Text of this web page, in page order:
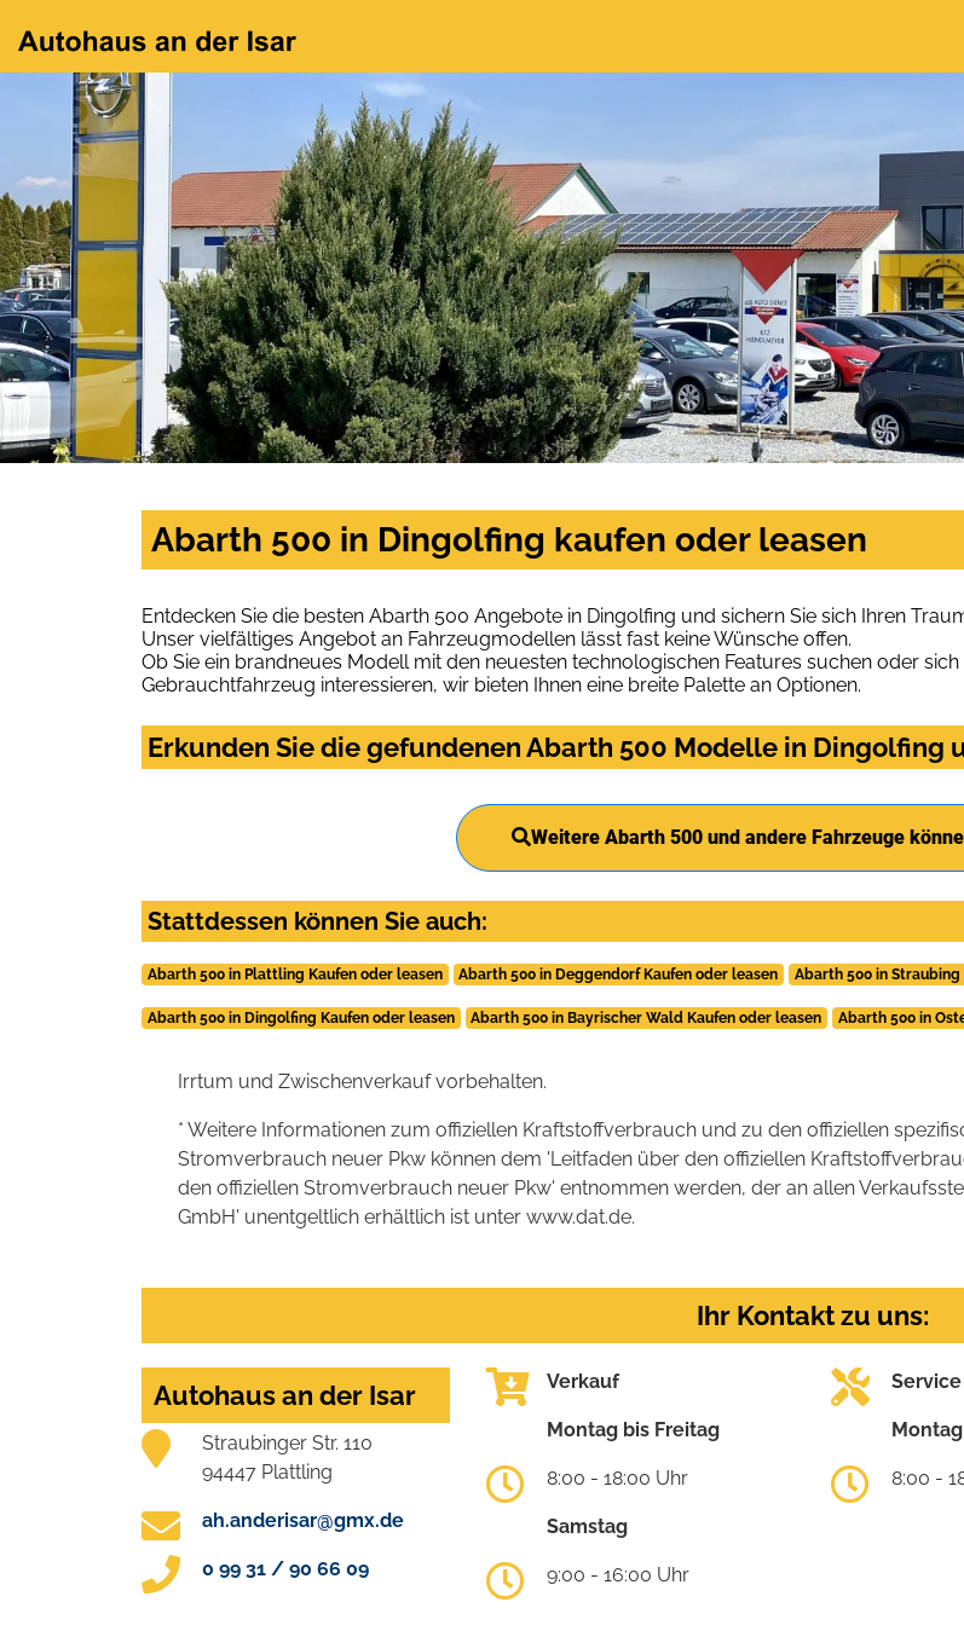
Abarth 500 in Dingolfing kaufen oder leasen
Entdecken Sie die besten Abarth 500 Angebote in Dingolfing und sichern Sie sich Ihren
Unser vielfältiges Angebot an Fahrzeugmodellen lässt fast keine Wünsche offen.
Ob Sie ein brandneues Modell mit den neuesten technologischen Features suchen oder
Gebrauchtfahrzeug interessieren, wir bieten Ihnen eine breite Palette an Optionen.
Erkunden Sie die gefundenen Abarth 500 Modelle in Dingolfing
Weitere Abarth 500 und andere Fahrzeuge
Stattdessen können Sie auch:
Abarth 500 in Plattling Kaufen oder leasen Abarth 500 in Deggendorf Kaufen oder leasen Abarth 500 in
Abarth 500 in Dingolfing Kaufen oder leasen Abarth 500 in Bayrischer Wald Kaufen oder leasen Abarth 500 in
Irrtum und Zwischenverkauf vorbehalten.
* Weitere Informationen zum offiziellen Kraftstoffverbrauch und zu den offiziellen
Stromverbrauch neuer Pkw können dem 'Leitfaden über den offiziellen
den offiziellen Stromverbrauch neuer Pkw' entnommen werden, der an allen
GmbH' unentgeltlich erhältlich ist unter www.dat.de.
Ihr Kontakt zu uns:
Autohaus an der Isar
Straubinger Str. 110
94447 Plattling
ah.anderisar@gmx.de
0 99 31 / 90 66 09
Verkauf
Montag bis Freitag
8:00 - 18:00 Uhr
Samstag
9:00 - 16:00 Uhr
Service
8:00 -